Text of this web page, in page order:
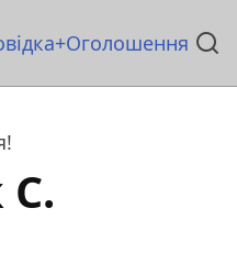
Оголошення